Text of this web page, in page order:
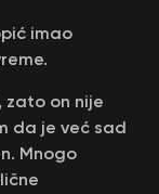
imao
zato on nije
da je već sad
Mnogo